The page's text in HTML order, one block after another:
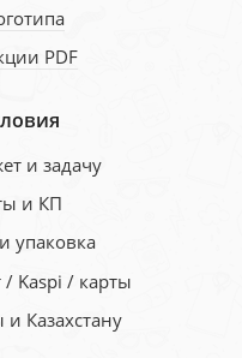
PDF
и задачу
и КП
упаковка
Kaspi / карты
Казахстану